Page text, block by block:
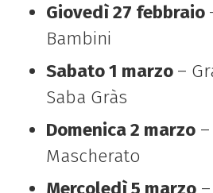
Giovedì 27 febbraio
Bambini
Sabato 1 marzo –
Saba Gràs
Domenica 2 marzo–
Mascherato
Mercoledì 5 marzo–